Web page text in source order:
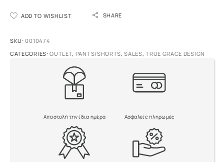
l
e
ADD TO WISHLIST SHARE
SKU:0010474
CATEGORIES:OUTLET, PANTS/SHORTS,SALES,TRUE GRACE DESIGN
Αποστολή την ίδια ημέρα Ασφαλείς πληρωμές